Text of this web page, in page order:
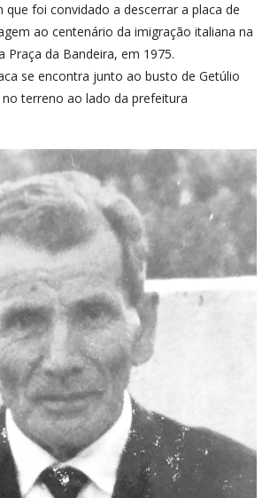
que foi convidado a descerrar a placa de
ao centenário da imigração italiana na
Praça da Bandeira, em 1975.
se encontra junto ao busto de Getúlio
no terreno ao lado da prefeitura